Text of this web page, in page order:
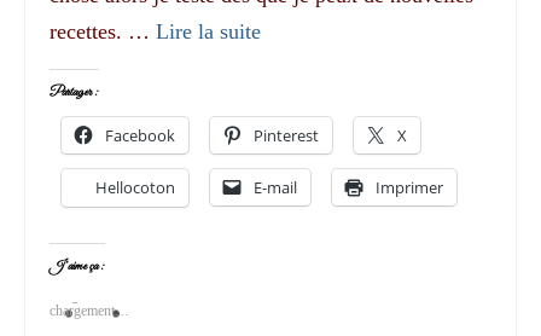
recettes. … Lire la suite­­
Partager :
Facebook Pinterest X
Hellocoton E-mail Imprimer
J’aime ça :
chargement…